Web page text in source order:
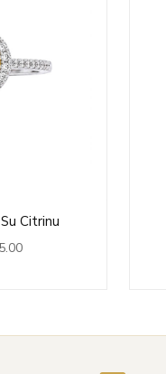
Citrinu
price
is: